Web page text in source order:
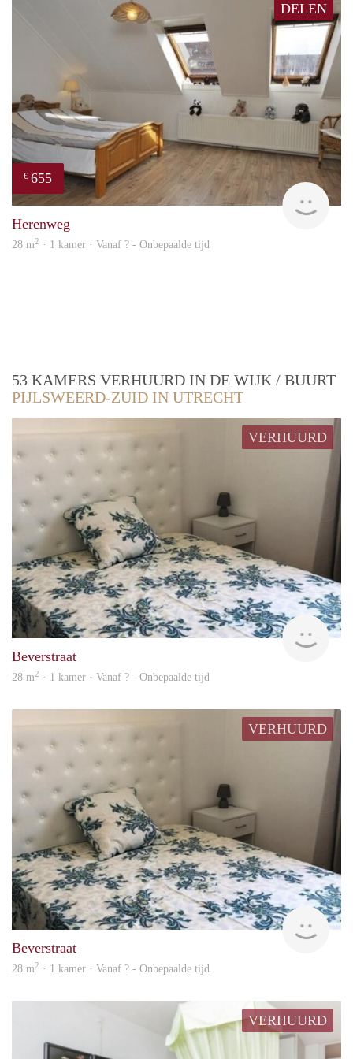
DELEN
€ 655
Herenweg
28 m2 · 1 kamer · Vanaf ? - Onbepaalde tijd
53 KAMERS VERHUURD IN DE WIJK / BUURT
PIJLSWEERD-ZUID IN UTRECHT
VERHUURD
rent
Beverstraat
28 m2 · 1 kamer · Vanaf ? - Onbepaalde tijd
VERHUURD
rent
Beverstraat
28 m2 · 1 kamer · Vanaf ? - Onbepaalde tijd
VERHUURD